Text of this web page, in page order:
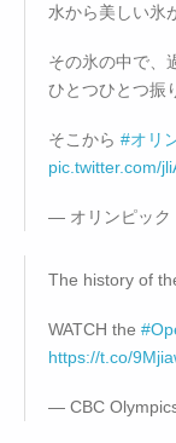
水から美しい氷
その氷の中で、
ひとつひとつ振
そこから #オリ
pic.twitter.com/
— オリンピック
The history of
WATCH the
https://t.co/
— CBC